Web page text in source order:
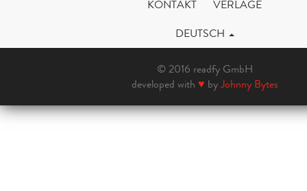
KONTAKT
VERLAGE
DEUTSCH
© 2016 readfy GmbH
developed with ♥ byJohnny Bytes